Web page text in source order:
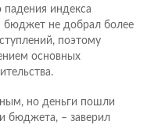
падения индекса
бюджет не добрал более
поэтому
основных
но деньги пошли
бюджета, – заверил